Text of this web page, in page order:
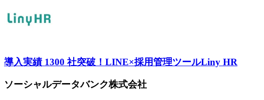
導入実績 1300 社突破！LINE×採用管理ツールLiny HR
ソーシャルデータバンク株式会社